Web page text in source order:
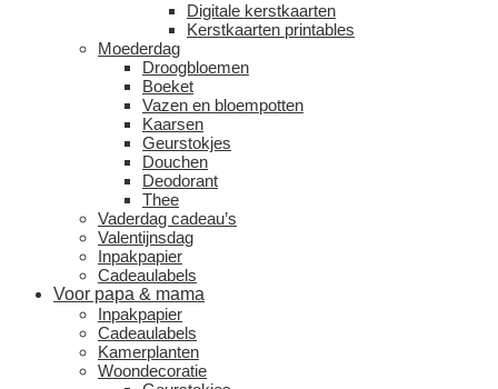
Digitale kerstkaarten
Kerstkaarten printables
Moederdag
Droogbloemen
Boeket
Vazen en bloempotten
Kaarsen
Geurstokjes
Douchen
Deodorant
Thee
Vaderdag cadeau’s
Valentijnsdag
Inpakpapier
Cadeaulabels
Voor papa & mama
Inpakpapier
Cadeaulabels
Kamerplanten
Woondecoratie